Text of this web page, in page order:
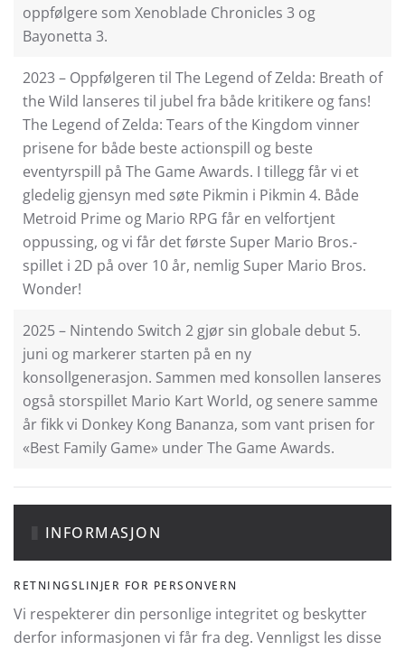
oppfølgere som Xenoblade Chronicles 3 og
Bayonetta 3.
2023 – Oppfølgeren til The Legend of Zelda: Breath of
the Wild lanseres til jubel fra både kritikere og fans!
The Legend of Zelda: Tears of the Kingdom vinner
prisene for både beste actionspill og beste
eventyrspill på The Game Awards. I tillegg får vi et
gledelig gjensyn med søte Pikmin i Pikmin 4. Både
Metroid Prime og Mario RPG får en velfortjent
oppussing, og vi får det første Super Mario Bros.-
spillet i 2D på over 10 år, nemlig Super Mario Bros.
Wonder!
2025 – Nintendo Switch 2 gjør sin globale debut 5.
juni og markerer starten på en ny
konsollgenerasjon. Sammen med konsollen lanseres
også storspillet Mario Kart World, og senere samme
år fikk vi Donkey Kong Bananza, som vant prisen for
«Best Family Game» under The Game Awards.
INFORMASJON
RETNINGSLINJER FOR PERSONVERN
Vi respekterer din personlige integritet og beskytter
derfor informasjonen vi får fra deg. Vennligst les disse